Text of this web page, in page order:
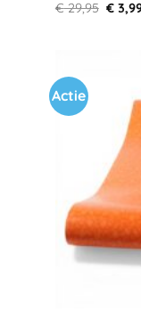
€29,95
prijs
€
Actie